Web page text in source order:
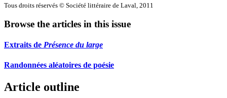
Tous droits réservés © Société littéraire de Laval, 2011
Browse the articles in this issue
Extraits de Présence du large
Randonnées aléatoires de poésie
Article outline